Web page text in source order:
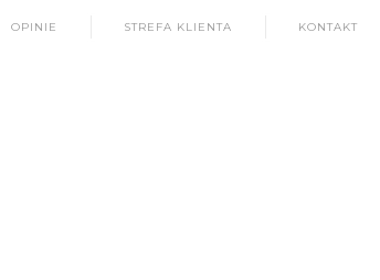
KONTAKT
STREFA KLIENTA
OPINIE